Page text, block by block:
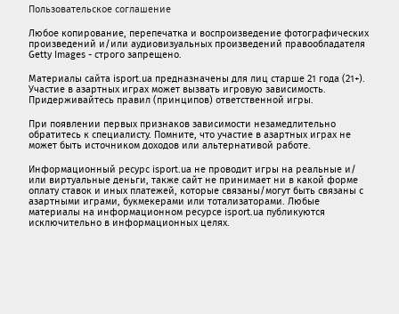
Пользовательское соглашение
Любое копирование, перепечатка и воспроизведение фотографических
произведений и/или аудиовизуальных произведений правообладателя
Getty Images - строго запрещено.
Материалы сайта isport.ua предназначены для лиц старше 21 года (21+).
Участие в азартных играх может вызвать игровую зависимость.
Придерживайтесь правил (принципов) ответственной игры.
При появлении первых признаков зависимости незамедлительно
обратитесь к специалисту. Помните, что участие в азартных играх не
может быть источником доходов или альтернативой работе.
Информационный ресурс isport.ua не проводит игры на реальные и/
или виртуальные деньги, также сайт не принимает ни в какой форме
oплaту ставок и иных платежей, которые связаны/могут быть связаны c
азартными игрaми, букмекерами или тотализаторами. Любые
материалы на информационном ресурсе isport.ua публикуютcя
исключительно в информационных целях.